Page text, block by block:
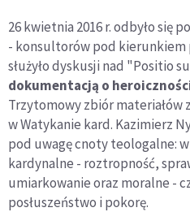
26 kwietnia 2016 r. odbyło się
- konsultorów pod kierunkiem
służyło dyskusji nad "Positio
dokumentacją o
Trzytomowy zbiór materiałów
w Watykanie kard. Kazimierz
pod uwagę cnoty teologalne:
kardynalne - roztropność,
umiarkowanie oraz moralne -
posłuszeństwo i pokorę.